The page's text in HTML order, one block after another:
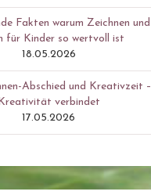
Fakten warum Zeichnen und
für Kinder so wertvoll ist
18.05.2026
Abschied und Kreativzeit –
verbindet
17.05.2026